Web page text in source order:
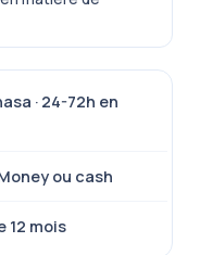
· 24-72h en
ou cash
12 mois